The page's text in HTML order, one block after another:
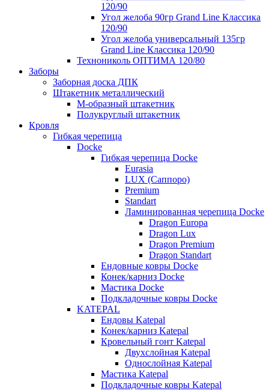
120/90
Угол желоба 90гр Grand Line Классика
120/90
Угол желоба универсальный 135гр
Grand Line Классика 120/90
Технониколь ОПТИМА 120/80
Заборы
Заборная доска ДПК
Штакетник металлический
М-образный штакетник
Полукруглый штакетник
Кровля
Гибкая черепица
Docke
Гибкая черепица Docke
Eurasia
LUX (Саппоро)
Premium
Standart
Ламинированная черепица Docke
Dragon Europa
Dragon Lux
Dragon Premium
Dragon Standart
Ендовные ковры Docke
Конек/карниз Docke
Мастика Docke
Подкладочные ковры Docke
KATEPAL
Ендовы Katepal
Конек/карниз Katepal
Кровельный гонт Katepal
Двухслойная Katepal
Однослойная Katepal
Мастика Katepal
Подкладочные ковры Katepal